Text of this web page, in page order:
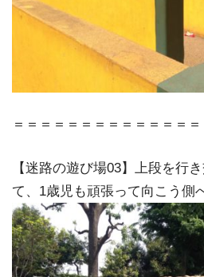
＝＝＝＝＝＝＝＝＝＝＝＝＝＝
【迷路の遊び場03】上段を行
て、1歳児も頑張って向こう側